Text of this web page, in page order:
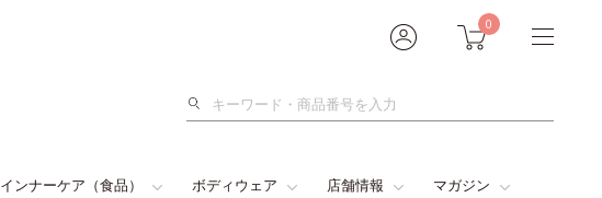
0
検
インナーケア（食品） ボディウェア 店舗情報 マガジン